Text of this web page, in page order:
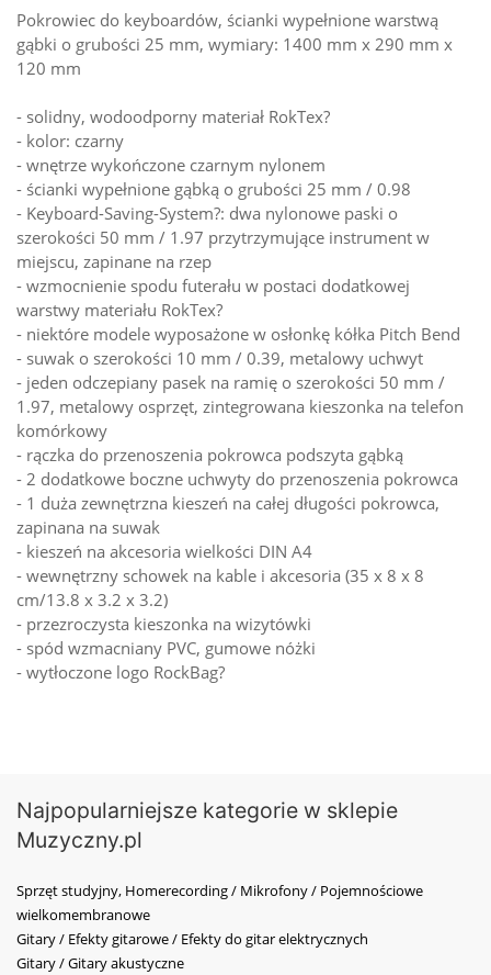
Pokrowiec do keyboardów, ścianki wypełnione warstwą
gąbki o grubości 25 mm, wymiary: 1400 mm x 290 mm x
120 mm
- solidny, wodoodporny materiał RokTex?
- kolor: czarny
- wnętrze wykończone czarnym nylonem
- ścianki wypełnione gąbką o grubości 25 mm / 0.98
- Keyboard-Saving-System?: dwa nylonowe paski o
szerokości 50 mm / 1.97 przytrzymujące instrument w
miejscu, zapinane na rzep
- wzmocnienie spodu futerału w postaci dodatkowej
warstwy materiału RokTex?
- niektóre modele wyposażone w osłonkę kółka Pitch Bend
- suwak o szerokości 10 mm / 0.39, metalowy uchwyt
- jeden odczepiany pasek na ramię o szerokości 50 mm /
1.97, metalowy osprzęt, zintegrowana kieszonka na telefon
komórkowy
- rączka do przenoszenia pokrowca podszyta gąbką
- 2 dodatkowe boczne uchwyty do przenoszenia pokrowca
- 1 duża zewnętrzna kieszeń na całej długości pokrowca,
zapinana na suwak
- kieszeń na akcesoria wielkości DIN A4
- wewnętrzny schowek na kable i akcesoria (35 x 8 x 8
cm/13.8 x 3.2 x 3.2)
- przezroczysta kieszonka na wizytówki
- spód wzmacniany PVC, gumowe nóżki
- wytłoczone logo RockBag?
Najpopularniejsze kategorie w sklepie
Muzyczny.pl
Sprzęt studyjny, Homerecording / Mikrofony / Pojemnościowe
wielkomembranowe
Gitary / Efekty gitarowe / Efekty do gitar elektrycznych
Gitary / Gitary akustyczne